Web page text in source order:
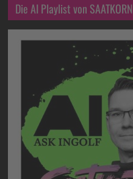
Die AI Playlist von SAATKORN